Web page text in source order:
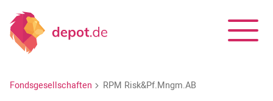
Fondsgesellschaften RPM Risk&Pf.Mngm.AB